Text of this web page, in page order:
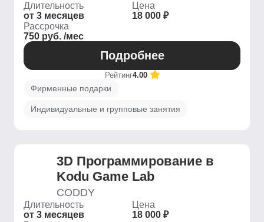
Длительность
от 3 месяцев
Цена
18 000 ₽
Рассрочка
750 руб. /мес
Подробнее
Рейтинг4.00
Фирменные подарки
Индивидуальные и групповые занятия
3D Программирование в
Kodu Game Lab
CODDY
Длительность
от 3 месяцев
Цена
18 000 ₽